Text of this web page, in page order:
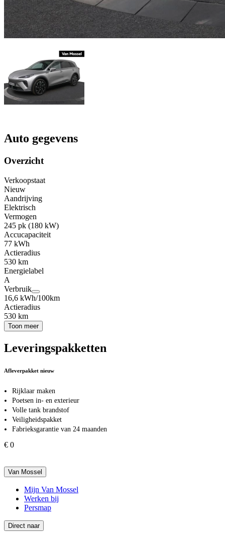
Auto gegevens
Overzicht
Verkoopstaat
Nieuw
Aandrijving
Elektrisch
Vermogen
245 pk (180 kW)
Accucapaciteit
77 kWh
Actieradius
530 km
Energielabel
A
Verbruik
16,6 kWh/100km
Actieradius
530 km
Toon meer
Leveringspakketten
Afleverpakket nieuw
Rijklaar maken
Poetsen in- en exterieur
Volle tank brandstof
Veiligheidspakket
Fabrieksgarantie van 24 maanden
€ 0
Van Mossel
Mijn Van Mossel
Werken bij
Persmap
Direct naar